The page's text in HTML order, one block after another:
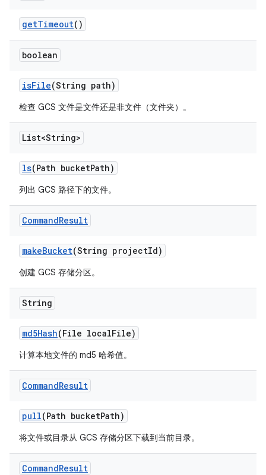
getTimeout()
boolean
isFile(String path)
检查 GCS 文件是文件还是非文件（文件夹）。
List<String>
ls(Path bucketPath)
列出 GCS 路径下的文件。
CommandResult
makeBucket(String projectId)
创建 GCS 存储分区。
String
md5Hash(File localFile)
计算本地文件的 md5 哈希值。
CommandResult
pull(Path bucketPath)
将文件或目录从 GCS 存储分区下载到当前目录。
CommandResult